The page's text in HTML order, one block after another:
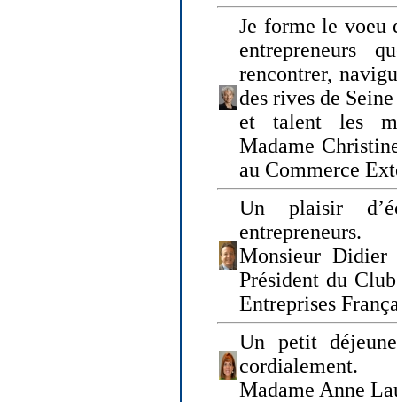
Je forme le voeu
entrepreneurs
rencontrer,
des rives de
et talent les
Madame
au Commerce
Un plaisir
entrepreneurs.
Monsieur
Président du
Entreprises
Un petit
cordialement.
Madame Anne